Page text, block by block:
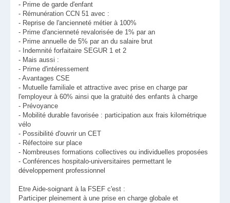
- Prime de garde d'enfant
- Rémunération CCN 51 avec :
- Reprise de l'ancienneté métier à 100%
- Prime d'ancienneté revalorisée de 1% par an
- Prime annuelle de 5% par an du salaire brut
- Indemnité forfaitaire SEGUR 1 et 2
- Mais aussi :
- Prime d'intéressement
- Avantages CSE
- Mutuelle familiale et attractive avec prise en charge par
l'employeur à 60% ainsi que la gratuité des enfants à charge
- Prévoyance
- Mobilité durable favorisée : participation aux frais kilométrique
vélo
- Possibilité d'ouvrir un CET
- Réfectoire sur place
- Nombreuses formations collectives ou individuelles proposées
- Conférences hospitalo-universitaires permettant le
développement professionnel
Etre Aide-soignant à la FSEF c'est :
Participer pleinement à une prise en charge globale et